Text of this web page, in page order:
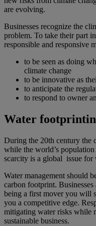
are evolving.
​Businesses recognize the
problem. To take their part
responsible and responsive
to be seen as doing
climate change
to be innovative as
to anticipate the
to respond to owner
Water
During the 20th century the
while the world’s
scarcity is a global issue for
Water management should
carbon footprint.
being a first mover you will
you a competitive edge.
mitigating water risks while
sustainable business.